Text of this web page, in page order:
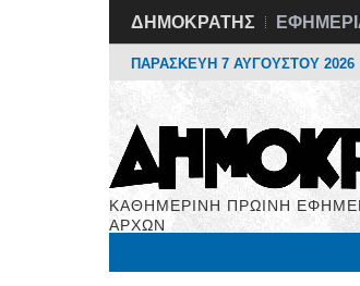
ΔΗΜΟΚΡΑΤΗΣ
ΠΑΡΑΣΚΕΥΗ 7 ΑΥΓΟΥΣΤΟΥ 2026
ΚΑΘΗΜΕΡΙΝΗ ΠΡΩΙΝΗ
ΑΡΧΩΝ